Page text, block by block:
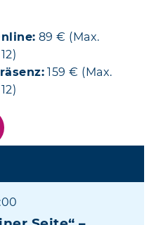
89 € (Max.
159 € (Max.